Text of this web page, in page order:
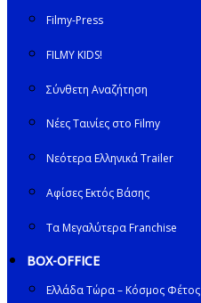
Filmy-Press
FILMY KIDS!
Σύνθετη Αναζήτηση
Νέες Ταινίες στο Filmy
Νεότερα Ελληνικά Trailer
Αφίσες Εκτός Βάσης
Τα Μεγαλύτερα Franchise
BOX-OFFICE
Ελλάδα Τώρα – Κόσμος Φέτος